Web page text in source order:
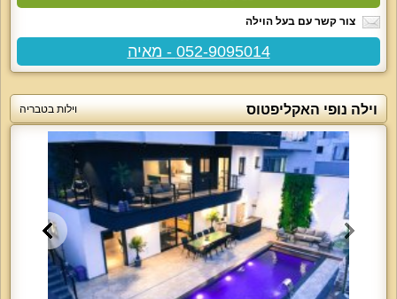
צור קשר עם בעל הוילה
052-9095014 - מאיה
וילה נופי האקליפטוס וילות בטבריה